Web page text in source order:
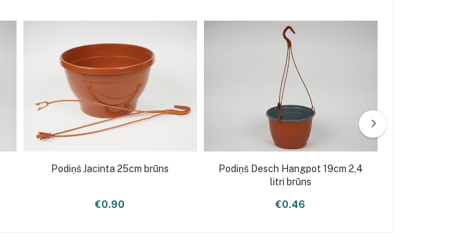
Podiņš Jacinta 25cm brūns
€0.90
Podiņš Desch Hangpot 19cm 2,4
litri brūns
€0.46